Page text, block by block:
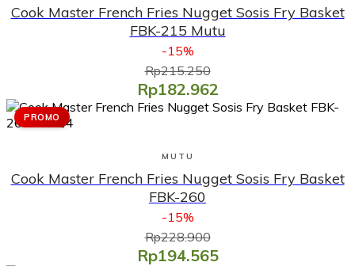
Cook Master French Fries Nugget Sosis Fry Basket
FBK-215 Mutu
-15%
Rp215.250
Rp182.962
PROMO
Lihat Produk
MUTU
Cook Master French Fries Nugget Sosis Fry Basket
FBK-260
-15%
Rp228.900
Rp194.565